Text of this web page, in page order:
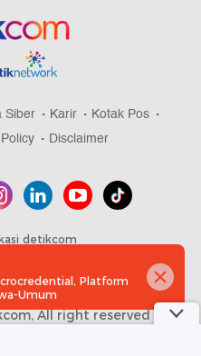
Siber Karir
Kotak Pos
Disclaimer
detikcom
All right reserved
Platform
Umum